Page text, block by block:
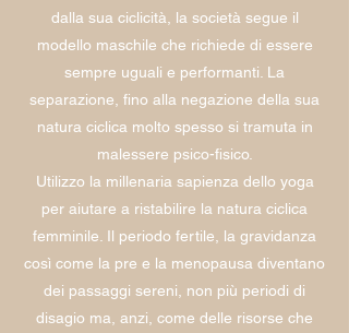
dalla sua ciclicità, la società segue il
modello maschile che richiede di essere
sempre uguali e performanti. La
separazione, fino alla negazione della sua
natura ciclica molto spesso si tramuta in
malessere psico-fisico.
Utilizzo la millenaria sapienza dello yoga
per aiutare a ristabilire la natura ciclica
femminile. Il periodo fertile, la gravidanza
così come la pre e la menopausa diventano
dei passaggi sereni, non più periodi di
disagio ma, anzi, come delle risorse che